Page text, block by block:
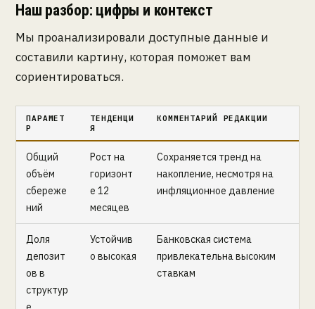
Наш разбор: цифры и контекст
Мы проанализировали доступные данные и
составили картину, которая поможет вам
сориентироваться.
ПАРАМЕТ
Р
ТЕНДЕНЦИ
Я
КОММЕНТАРИЙ РЕДАКЦИИ
Общий
объём
сбереже
ний
Рост на
горизонт
е 12
месяцев
Сохраняется тренд на
накопление, несмотря на
инфляционное давление
Доля
депозит
ов в
структур
Устойчив
о высокая
Банковская система
привлекательна высоким
ставкам